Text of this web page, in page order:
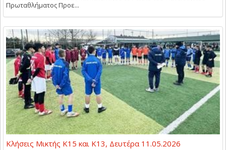
Πρωταθλήματος Προε...
Κλήσεις Μικτής Κ15 και Κ13, Δευτέρα 11.05.2026